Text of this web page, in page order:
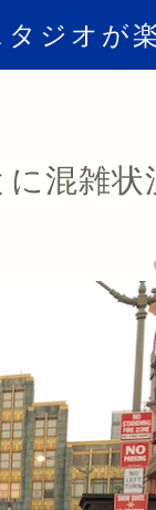
ジオが
混雑状